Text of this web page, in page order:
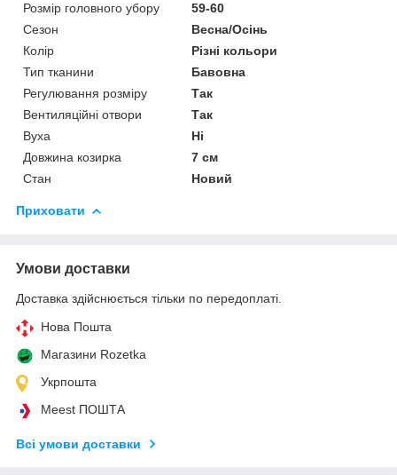
Розмір головного убору
59-60
Сезон
Весна/Осінь
Колір
Різні кольори
Тип тканини
Бавовна
Регулювання розміру
Так
Вентиляційні отвори
Так
Вуха
Ні
Довжина козирка
7 см
Стан
Новий
Приховати
Умови доставки
Доставка здійснюється тільки по передоплаті.
Нова Пошта
Магазини Rozetka
Укрпошта
Meest ПОШТА
Всі умови доставки